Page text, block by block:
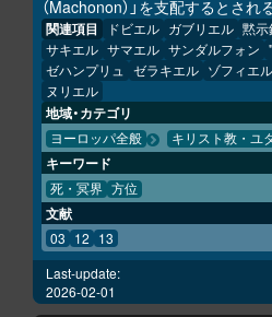
（Machonon）」を支配するとされる
関連項目 ドビエル ガブリエル 黙示
サキエル サマエル サンダルフォン
ゼハンプリュ
ゼラキエル ゾフィエル
ヌリエル
地域・カテゴリ
ヨーロッパ全般 キリスト教・ユ
キーワード
死・冥界 方位
文献
03 12 13
Last-update:
2026-02-01